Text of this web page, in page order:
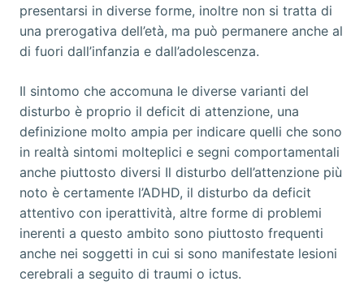
presentarsi in diverse forme, inoltre non si tratta di
una prerogativa dell’età, ma può permanere anche al
di fuori dall’infanzia e dall’adolescenza.
Il sintomo che accomuna le diverse varianti del
disturbo è proprio il deficit di attenzione, una
definizione molto ampia per indicare quelli che sono
in realtà sintomi molteplici e segni comportamentali
anche piuttosto diversi Il disturbo dell’attenzione più
noto è certamente l’ADHD, il disturbo da deficit
attentivo con iperattività, altre forme di problemi
inerenti a questo ambito sono piuttosto frequenti
anche nei soggetti in cui si sono manifestate lesioni
cerebrali a seguito di traumi o ictus.